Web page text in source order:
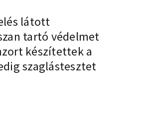
látott
tartó védelmet
készítettek a
szaglástesztet